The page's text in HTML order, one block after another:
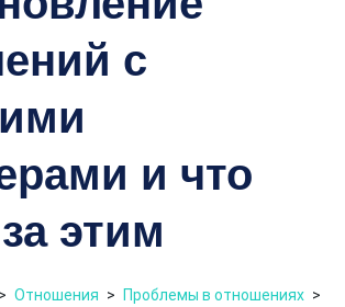
с
и что
этим
> Отношения > Проблемы в отношениях >